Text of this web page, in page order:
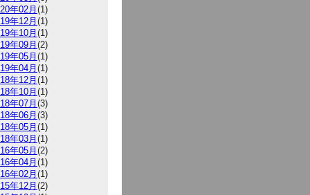
年02月(1)
年12月(1)
年10月(1)
年09月(2)
年05月(1)
年04月(1)
年12月(1)
年10月(1)
年07月(3)
年06月(3)
年05月(1)
年03月(1)
年05月(2)
年04月(1)
年02月(1)
年12月(2)